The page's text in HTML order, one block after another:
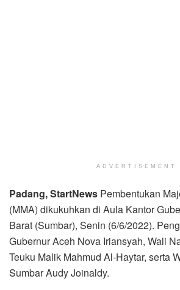
ADVERTISEMENT
Padang, StartNews Pembentukan
(MMA) dikukuhkan di Aula Kantor
Barat (Sumbar), Senin (6/6/2022).
Gubernur Aceh Nova Iriansyah, Wali
Teuku Malik Mahmud Al-Haytar, serta
Sumbar Audy Joinaldy.